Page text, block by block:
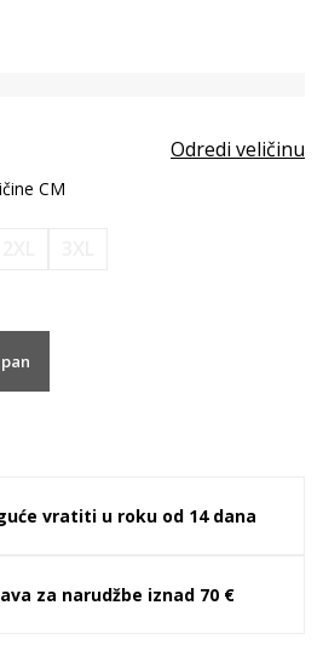
Odredi veličinu
CM
vratiti u roku od 14 dana
za narudžbe iznad 70 €